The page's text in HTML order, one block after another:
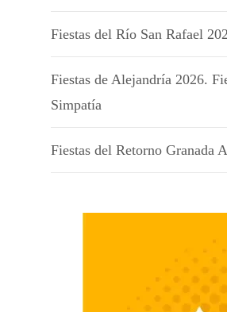
Fiestas del Río San Rafael
Fiestas de Alejandría 2026.
Simpatía
Fiestas del Retorno Granada